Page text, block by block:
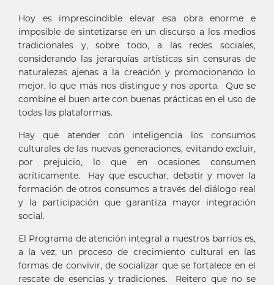
Hoy es imprescindible elevar esa obra enorme e
imposible de sintetizarse en un discurso a los medios
tradicionales y, sobre todo, a las redes sociales,
considerando las jerarquías artísticas sin censuras de
naturalezas ajenas a la creación y promocionando lo
mejor, lo que más nos distingue y nos aporta. Que se
combine el buen arte con buenas prácticas en el uso de
todas las plataformas.
Hay que atender con inteligencia los consumos
culturales de las nuevas generaciones, evitando excluir,
por prejuicio, lo que en ocasiones consumen
acríticamente. Hay que escuchar, debatir y mover la
formación de otros consumos a través del diálogo real
y la participación que garantiza mayor integración
social.
El Programa de atención integral a nuestros barrios es,
a la vez, un proceso de crecimiento cultural en las
formas de convivir, de socializar que se fortalece en el
rescate de esencias y tradiciones. Reitero que no se